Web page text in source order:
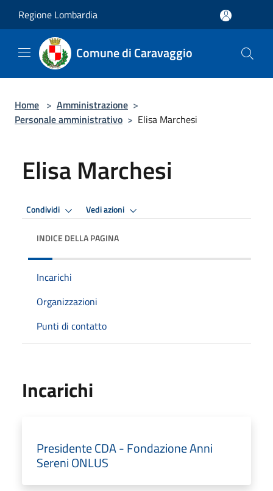
Regione Lombardia
Comune di Caravaggio
Home > Amministrazione >
Personale amministrativo > Elisa Marchesi
Elisa Marchesi
Condividi Vedi azioni
INDICE DELLA PAGINA
Incarichi
Organizzazioni
Punti di contatto
Incarichi
Presidente CDA - Fondazione Anni
Sereni ONLUS